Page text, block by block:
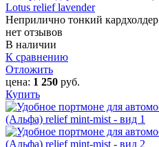
Lotus relief lavender
Неприлично тонкий кардхолдер
нет отзывов
В наличии
К сравнению
Отложить
цена: 1 250 руб.
Купить